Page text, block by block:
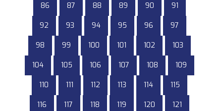
86 87 88 89 90 91
92 93 94 95 96 97
98 99 100 101 102 103
104 105 106 107 108 109
110 111 112 113 114 115
116 117 118 119 120 121